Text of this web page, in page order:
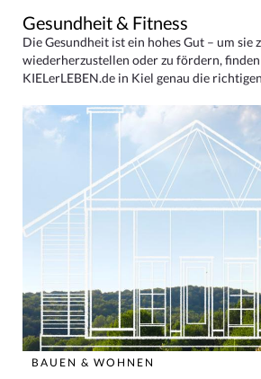
Gesundheit & Fitness
Die Gesundheit ist ein hohes Gut – um sie
wiederherzustellen oder zu fördern,
KIELerLEBEN.de in Kiel genau die
BAUEN & WOHNEN